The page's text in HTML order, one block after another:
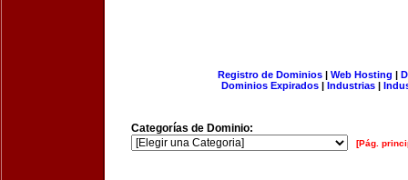
Registro de Dominios| Web Hosting |
Dominios Expirados | Industrias |
Categorías de Dominio:
[Pág.